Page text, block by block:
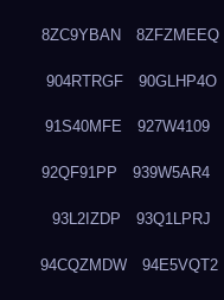
8ZC9YBAN 8ZFZMEEQ
904RTRGF 90GLHP4O
91S40MFE 927W4109
92QF91PP 939W5AR4
93L2IZDP 93Q1LPRJ
94CQZMDW 94E5VQT2